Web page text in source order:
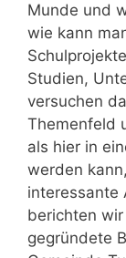
Munde und
wie kann
Studien,
versuchen
Themenfeld
als hier in
werden
interessante
berichten
gegründete